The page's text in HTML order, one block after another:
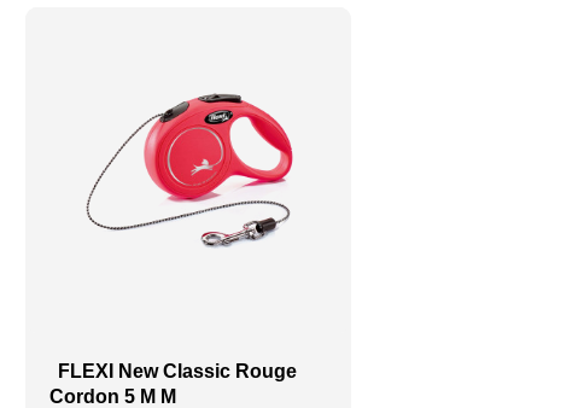
FLEXI New Classic Rouge
Cordon 5 M M